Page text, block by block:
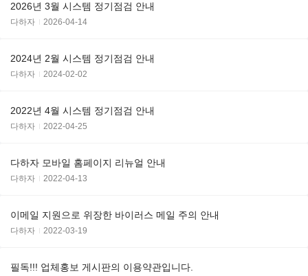
2026년 3월 시스템 정기점검 안내
다하자 2026-04-14
2024년 2월 시스템 정기점검 안내
다하자 2024-02-02
2022년 4월 시스템 정기점검 안내
다하자 2022-04-25
다하자 모바일 홈페이지 리뉴얼 안내
다하자 2022-04-13
이메일 지원으로 위장한 바이러스 메일 주의 안내
다하자 2022-03-19
필독!!! 업체홍보 게시판의 이용약관입니다.